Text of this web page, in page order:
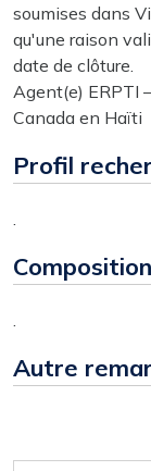
soumises dans
qu'une raison
date de clôture.
Agent(e) ERPTI
Canada en Haïti
Profil
Autre